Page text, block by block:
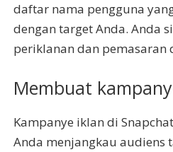
daftar nama pengguna
dengan target Anda. Anda
periklanan dan pemasaran
Membuat
Kampanye iklan di
Anda menjangkau audiens